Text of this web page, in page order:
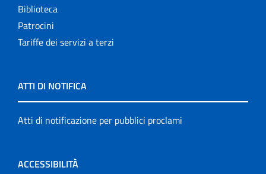
Biblioteca
Patrocini
Tariffe dei servizi a terzi
ATTI DI NOTIFICA
Atti di notificazione per pubblici proclami
ACCESSIBILITÀ